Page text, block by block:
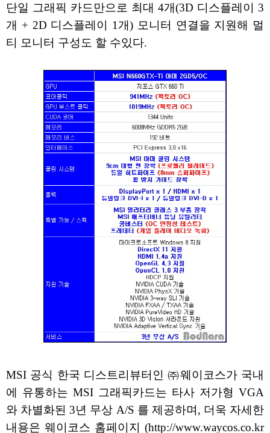
단일 그래픽 카드만으로 최대 4개(3D 디스플레이 3
개 + 2D 디스플레이 1개) 모니터 연결을 지원해 멀
티 모니터 구성도 할 수있다.
MSI 공식 한국 디스트리뷰터인 ㈜웨이코스가 국내
에 유통하는 MSI 그래픽카드는 타사 저가형 VGA
와 차별화된 3년 무상 A/S 를 제공하며, 더욱 자세한
내용은 웨이코스 홈페이지 (http://www.waycos.co.kr